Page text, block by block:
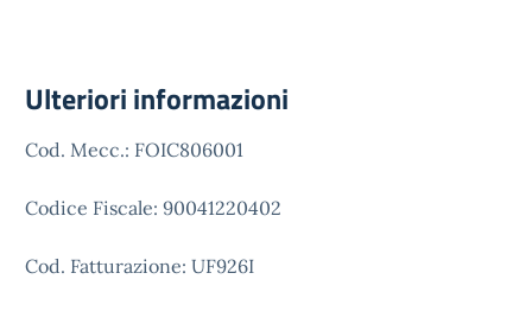
Ulteriori informazioni
Cod. Mecc.: FOIC806001
Codice Fiscale: 90041220402
Cod. Fatturazione: UF926I